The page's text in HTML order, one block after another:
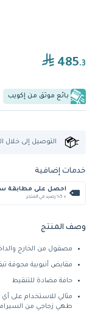
485.3
بائع موثق من إكويب
التوصيل إلى خلال
خدمات إضافية
احصل على مطابقة
+ %5 رصيد في المتجر
وصف المنتج
مصقول من الخارج
مقابض أنبوبية مجوفة
حافة مضادة للتنقيط
مثالي للاستخدام على
طهي زجاجي من